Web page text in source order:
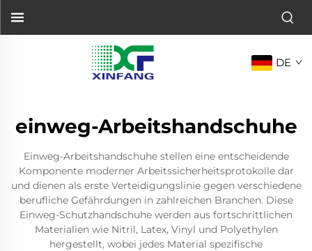
DE
einweg-Arbeitshandschuhe
Einweg-Arbeitshandschuhe stellen eine entscheidende
Komponente moderner Arbeitssicherheitsprotokolle dar
und dienen als erste Verteidigungslinie gegen verschiedene
berufliche Gefährdungen in zahlreichen Branchen. Diese
Einweg-Schutzhandschuhe werden aus fortschrittlichen
Materialien wie Nitril, Latex, Vinyl und Polyethylen
hergestellt, wobei jedes Material spezifische